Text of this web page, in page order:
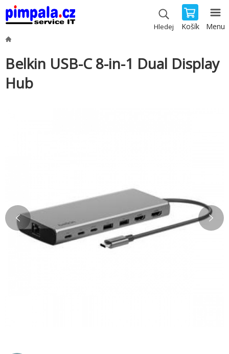
Hledej Košík Menu
Belkin USB-C 8-in-1 Dual Display
Hub